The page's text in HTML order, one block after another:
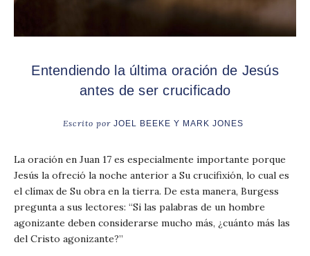
Entendiendo la última oración de Jesús
antes de ser crucificado
Escrito por JOEL BEEKE Y MARK JONES
La oración en Juan 17 es especialmente importante porque
Jesús la ofreció la noche anterior a Su crucifixión, lo cual es
el clímax de Su obra en la tierra. De esta manera, Burgess
pregunta a sus lectores: “Si las palabras de un hombre
agonizante deben considerarse mucho más, ¿cuánto más las
del Cristo agonizante?”